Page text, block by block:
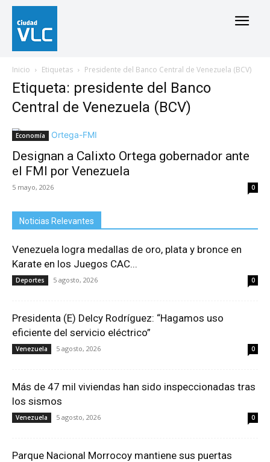
Inicio Etiquetas Presidente del Banco Central de Venezuela (BCV)
Etiqueta: presidente del Banco
Central de Venezuela (BCV)
Economía
Designan a Calixto Ortega gobernador ante
el FMI por Venezuela
5 mayo, 2026 0
Noticias Relevantes
Venezuela logra medallas de oro, plata y bronce en
Karate en los Juegos CAC...
Deportes 5 agosto, 2026 0
Presidenta (E) Delcy Rodríguez: “Hagamos uso
eficiente del servicio eléctrico”
Venezuela 5 agosto, 2026 0
Más de 47 mil viviendas han sido inspeccionadas tras
los sismos
Venezuela 5 agosto, 2026 0
Parque Nacional Morrocoy mantiene sus puertas